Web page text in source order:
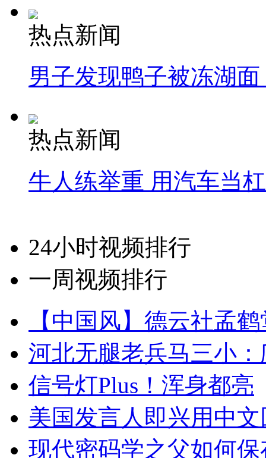
热点新闻
男子发现鸭子被冻湖
热点新闻
牛人练举重 用汽车当
24小时视频排行
一周视频排行
【中国风】德云社孟
河北无腿老兵马三小
信号灯Plus！浑身都亮
美国发言人即兴用中
现代密码学之父如何